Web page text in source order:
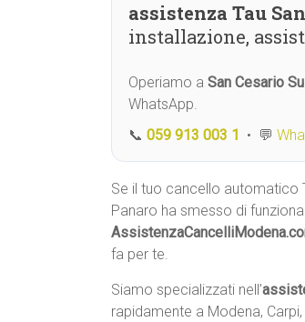
assistenza Tau
installazione,
Operiamo a San Cesario
WhatsApp.
📞 059 913 003 1 • 💬
Se il tuo cancello automatico
Panaro ha smesso di
fa per te.
Siamo specializzati nell’
rapidamente a Modena,